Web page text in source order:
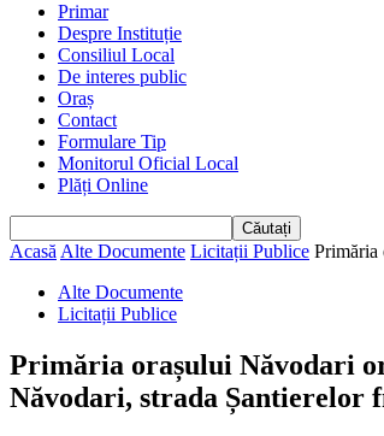
Primar
Despre Instituție
Consiliul Local
De interes public
Oraș
Contact
Formulare Tip
Monitorul Oficial Local
Plăți Online
Acasă Alte Documente Licitații Publice Primăria
Alte Documente
Licitații Publice
Primăria orașului Năvodari
Năvodari, strada Șantierelor